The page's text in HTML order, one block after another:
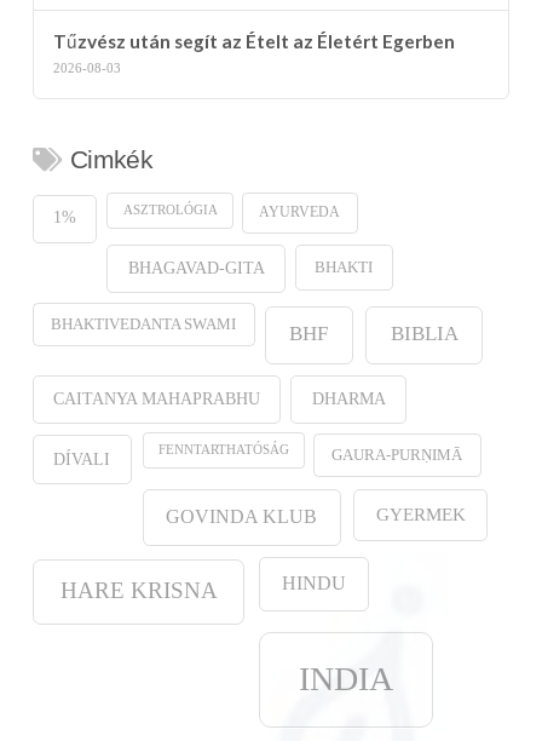
Tűzvész után segít az Ételt az Életért Egerben
2026-08-03
Cimkék
1% ASZTROLÓGIA AYURVEDA
BHAGAVAD-GITA BHAKTI
BHAKTIVEDANTA SWAMI BHF BIBLIA
CAITANYA MAHAPRABHU DHARMA
DÍVALI FENNTARTHATÓSÁG GAURA-PURṆIMĀ
GOVINDA KLUB GYERMEK
HARE KRISNA HINDU
INDIA